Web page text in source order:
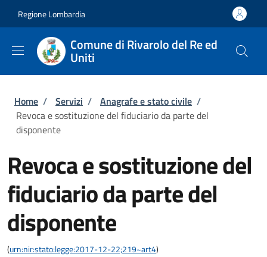
Regione Lombardia
Comune di Rivarolo del Re ed
Uniti
Briciole di pane
Home / Servizi / Anagrafe e stato civile /
Revoca e sostituzione del fiduciario da parte del
disponente
Revoca e sostituzione del
fiduciario da parte del
disponente
(urn:nir:stato:legge:2017-12-22;219~art4)